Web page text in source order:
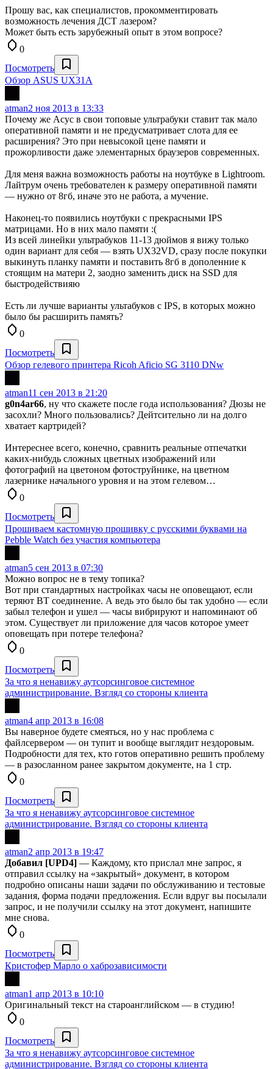
Прошу вас, как специалистов, прокомментировать
возможность лечения ДСТ лазером?
Может быть есть зарубежный опыт в этом вопросе?
0
Посмотреть
Обзор ASUS UX31A
atman2 ноя 2013 в 13:33
Почему же Асус в свои топовые ультрабуки ставит так мало
оперативной памяти и не предусматривает слота для ее
расширения? Это при невысокой цене памяти и
прожорливости даже элементарных браузеров современных.
Для меня важна возможность работы на ноутбуке в Lightroom.
Лайтрум очень требователен к размеру оперативной памяти
— нужно от 8гб, иначе это не работа, а мучение.
Наконец-то появились ноутбуки с прекрасными IPS
матрицами. Но в них мало памяти :(
Из всей линейки ультрабуков 11-13 дюймов я вижу только
один вариант для себя — взять UX32VD, сразу после покупки
выкинуть планку памяти и поставить 8гб в дополенние к
стоящим на матери 2, заодно заменить диск на SSD для
быстродействияю
Есть ли лучше варианты ультабуков с IPS, в которых можно
было бы расширить память?
0
Посмотреть
Обзор гелевого принтера Ricoh Aficio SG 3110 DNw
atman11 сен 2013 в 21:20
g0n4ar66, ну что скажете после года использования? Дюзы не
засохли? Много пользовались? Дейтсительно ли на долго
хватает картридей?
Интереснее всего, конечно, сравнить реальные отпечатки
каких-нибудь сложных цветных изображений или
фотографий на цветоном фотоструйнике, на цветном
лазернике начального уровня и на этом гелевом…
0
Посмотреть
Прошиваем кастомную прошивку с русскими буквами на
Pebble Watch без участия компьютера
atman5 сен 2013 в 07:30
Можно вопрос не в тему топика?
Вот при стандартных настройках часы не оповещают, если
теряют BT соединение. А ведь это было бы так удобно — если
забыл телефон и ушел — часы вибрируют и напоминают об
этом. Существует ли приложение для часов которое умеет
оповещать при потере телефона?
0
Посмотреть
За что я ненавижу аутсорсинговое системное
администрирование. Взгляд со стороны клиента
atman4 апр 2013 в 16:08
Вы наверное будете смеяться, но у нас проблема с
файлсервером — он тупит и вообще выглядит нездоровым.
Подробности для тех, кто готов оперативно решить проблему
— в разосланном ранее закрытом документе, на 1 стр.
0
Посмотреть
За что я ненавижу аутсорсинговое системное
администрирование. Взгляд со стороны клиента
atman2 апр 2013 в 19:47
Добавил [UPD4] — Каждому, кто прислал мне запрос, я
отправил ссылку на «закрытый» документ, в котором
подробно описаны наши задачи по обслуживанию и тестовые
задания, форма подачи предложения. Если вдруг вы посылали
запрос, и не получили ссылку на этот документ, напишите
мне снова.
0
Посмотреть
Кристофер Марло о хаброзависимости
atman1 апр 2013 в 10:10
Оригинальный текст на староанглийском — в студию!
0
Посмотреть
За что я ненавижу аутсорсинговое системное
администрирование. Взгляд со стороны клиента